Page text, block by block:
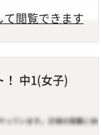
て閲覧できます
！ 中1(女子)